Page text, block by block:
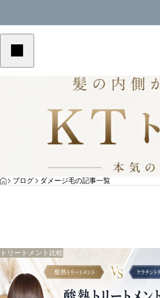
美容室の客単価アップにつながる予約メニュ
YOGA
HOME
ブログ ダメージ毛の記事一覧
トリートメント比較